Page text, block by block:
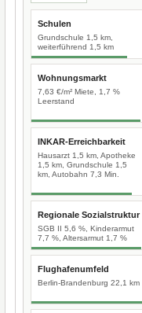
Schulen
Grundschule 1,5 km,
weiterführend 1,5 km
Wohnungsmarkt
7,63 €/m² Miete, 1,7 %
Leerstand
INKAR-Erreichbarkeit
Hausarzt 1,5 km, Apotheke
1,5 km, Grundschule 1,5
km, Autobahn 7,3 Min.
Regionale Sozialstruktur
SGB II 5,6 %, Kinderarmut
7,7 %, Altersarmut 1,7 %
Flughafenumfeld
Berlin-Brandenburg 22,1 km